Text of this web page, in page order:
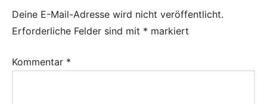
Deine E-Mail-Adresse wird nicht veröffentlicht.
Erforderliche Felder sind mit * markiert
Kommentar *